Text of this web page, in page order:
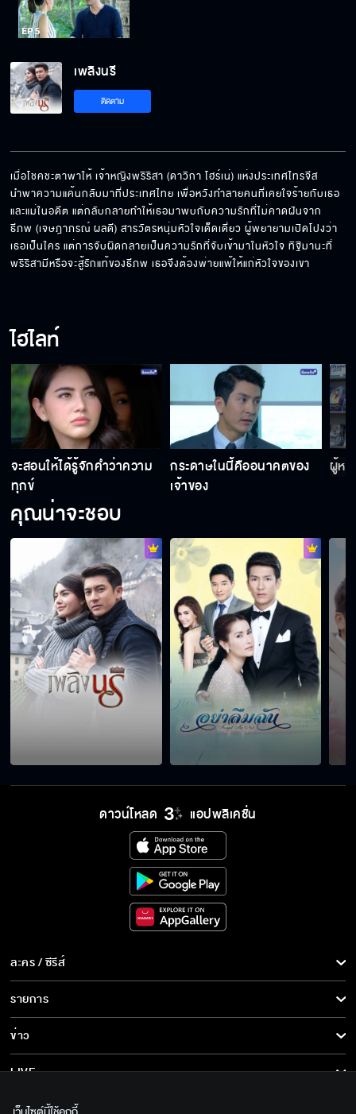
เพลิงนรี
ติดตาม
เมื่อโชคชะตาพาให้ เจ้าหญิงพริริสา (ดาวิกา โฮร์เน่) แห่งประเทศไทรจีส
นำพาความแค้นกลับมาที่ประเทศไทย เพื่อหวังทำลายคนที่เคยใจร้ายกับเธอ
และแม่ในอดีต แต่กลับกลายทำให้เธอมาพบกับความรักที่ไม่คาดฝันจาก
ธีภพ (เจษฎาภรณ์ ผลดี) สารวัตรหนุ่มหัวใจเด็ดเดี่ยว ผู้พยายามเปิดโปงว่า
เธอเป็นใคร แต่การจับผิดกลายเป็นความรักที่จับเข้ามาในหัวใจ ทิฐิมานะที่
พริริสามีหรือจะสู้รักแท้ของธีภพ เธอจึงต้องพ่ายแพ้ให้แก่หัวใจของเขา
ไฮไลท์
จะสอนให้ได้รู้จักคำว่าความ
ทุกข์
กระดาษในนี้คืออนาคตของ
เจ้าของ
ผู้ห
คุณน่าจะชอบ
ดาวน์โหลด แอปพลิเคชั่น
ละคร / ซีรีส์
ละคร/ซีรีส์
ซีรีส์นานาชาติ
การ์ตูน & เกม
รายการ
รายการทั้งหมด
ข่าว
ข่าวทั้งหมด
LIVE
เกี่ยวกับเรา